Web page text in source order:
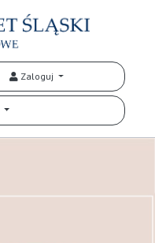
Zaloguj